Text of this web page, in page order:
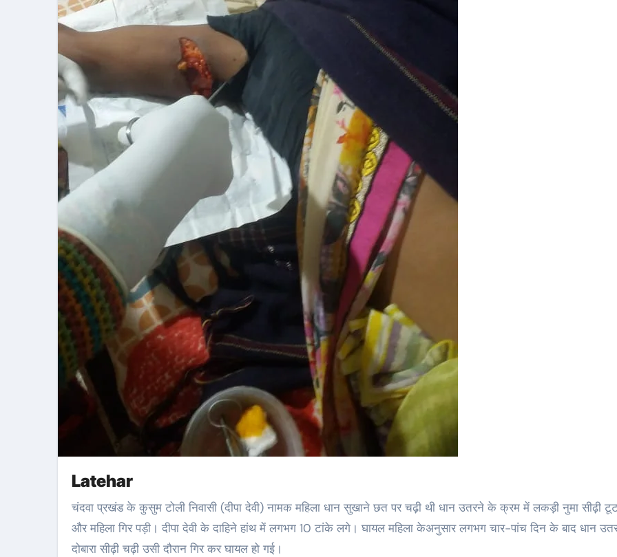
Latehar
चंदवा प्रखंड के कुसुम टोली निवासी (दीपा देवी) नामक महिला धान सुखाने छत पर चढ़ी थी धान उतरने के क्रम में लकड़ी नुमा सीढ़ी टूट गया
और महिला गिर पड़ी। दीपा देवी के दाहिने हांथ में लगभग 10 टांके लगे। घायल महिला केअनुसार लगभग चार-पांच दिन के बाद धान
दोबारा सीढ़ी चढ़ी उसी दौरान गिर कर घायल हो गई।